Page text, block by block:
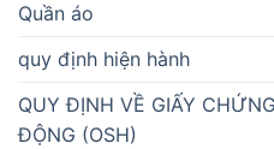
Quần áo
quy định hiện hành
QUY ĐỊNH VỀ GIẤY
ĐỘNG (OSH)